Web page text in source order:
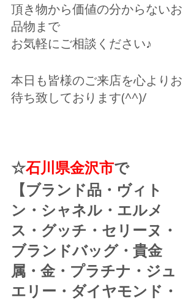
頂き物から価値の分からないお
品物まで
お気軽にご相談ください♪
本日も皆様のご来店を心よりお
待ち致しております(^^)/
☆石川県金沢市で
【ブランド品・ヴィト
ン・シャネル・エルメ
ス・グッチ・セリーヌ・
ブランドバッグ・貴金
属・金・プラチナ・ジュ
エリー・ダイヤモンド・